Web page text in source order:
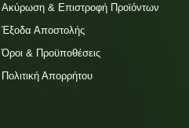
Ακύρωση & Επιστροφή Προϊόντων
Έξοδα Αποστολής
Όροι & Προϋποθέσεις
Πολιτική Απορρήτου